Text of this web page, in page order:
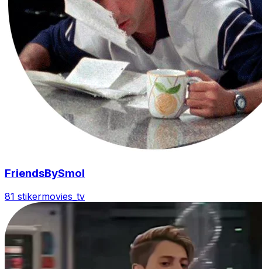
FriendsBySmol
81 stikermovies_tv